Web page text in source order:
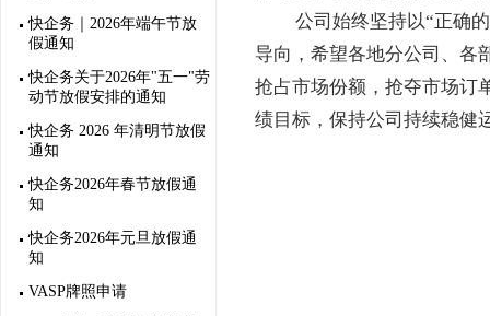
快企务｜2026年端午节放
假通知
快企务关于2026年"五一"劳
动节放假安排的通知
快企务 2026 年清明节放假
通知
快企务2026年春节放假通
知
快企务2026年元旦放假通
知
VASP牌照申请
公司始终坚持以“正确
导向，希望各地分公司、各
抢占市场份额，抢夺市场订
绩目标，保持公司持续稳健